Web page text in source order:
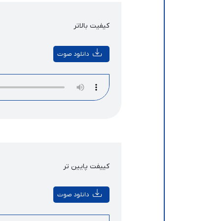
کیفیت بالاتر
دانلود صوت
کییفت پایین تر
دانلود صوت